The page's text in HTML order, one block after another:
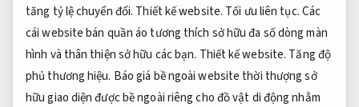
tăng tỷ lệ chuyển đổi. Thiết kế website. Tối ưu liên tục.Các
cái website bán quần áo tương thích sở hữu đa số dòng màn
hình và thân thiện sở hữu các bạn. Thiết kế website. Tăng độ
phủ thương hiệu. Báo giá bề ngoài website thời thượng sở
hữu giao diện được bề ngoài riêng cho đồ vật di động nhằm